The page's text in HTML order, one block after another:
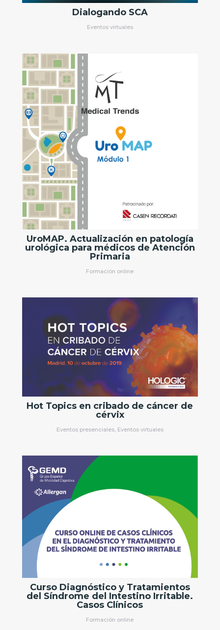
UroMAP. Actualización en patología
urológica para médicos de Atención
Primaria
Formación online
Hot Topics en cribado de cáncer de
cérvix
Eventos presenciales Eventos virtuales
Curso Diagnóstico y Tratamientos
del Síndrome del Intestino Irritable.